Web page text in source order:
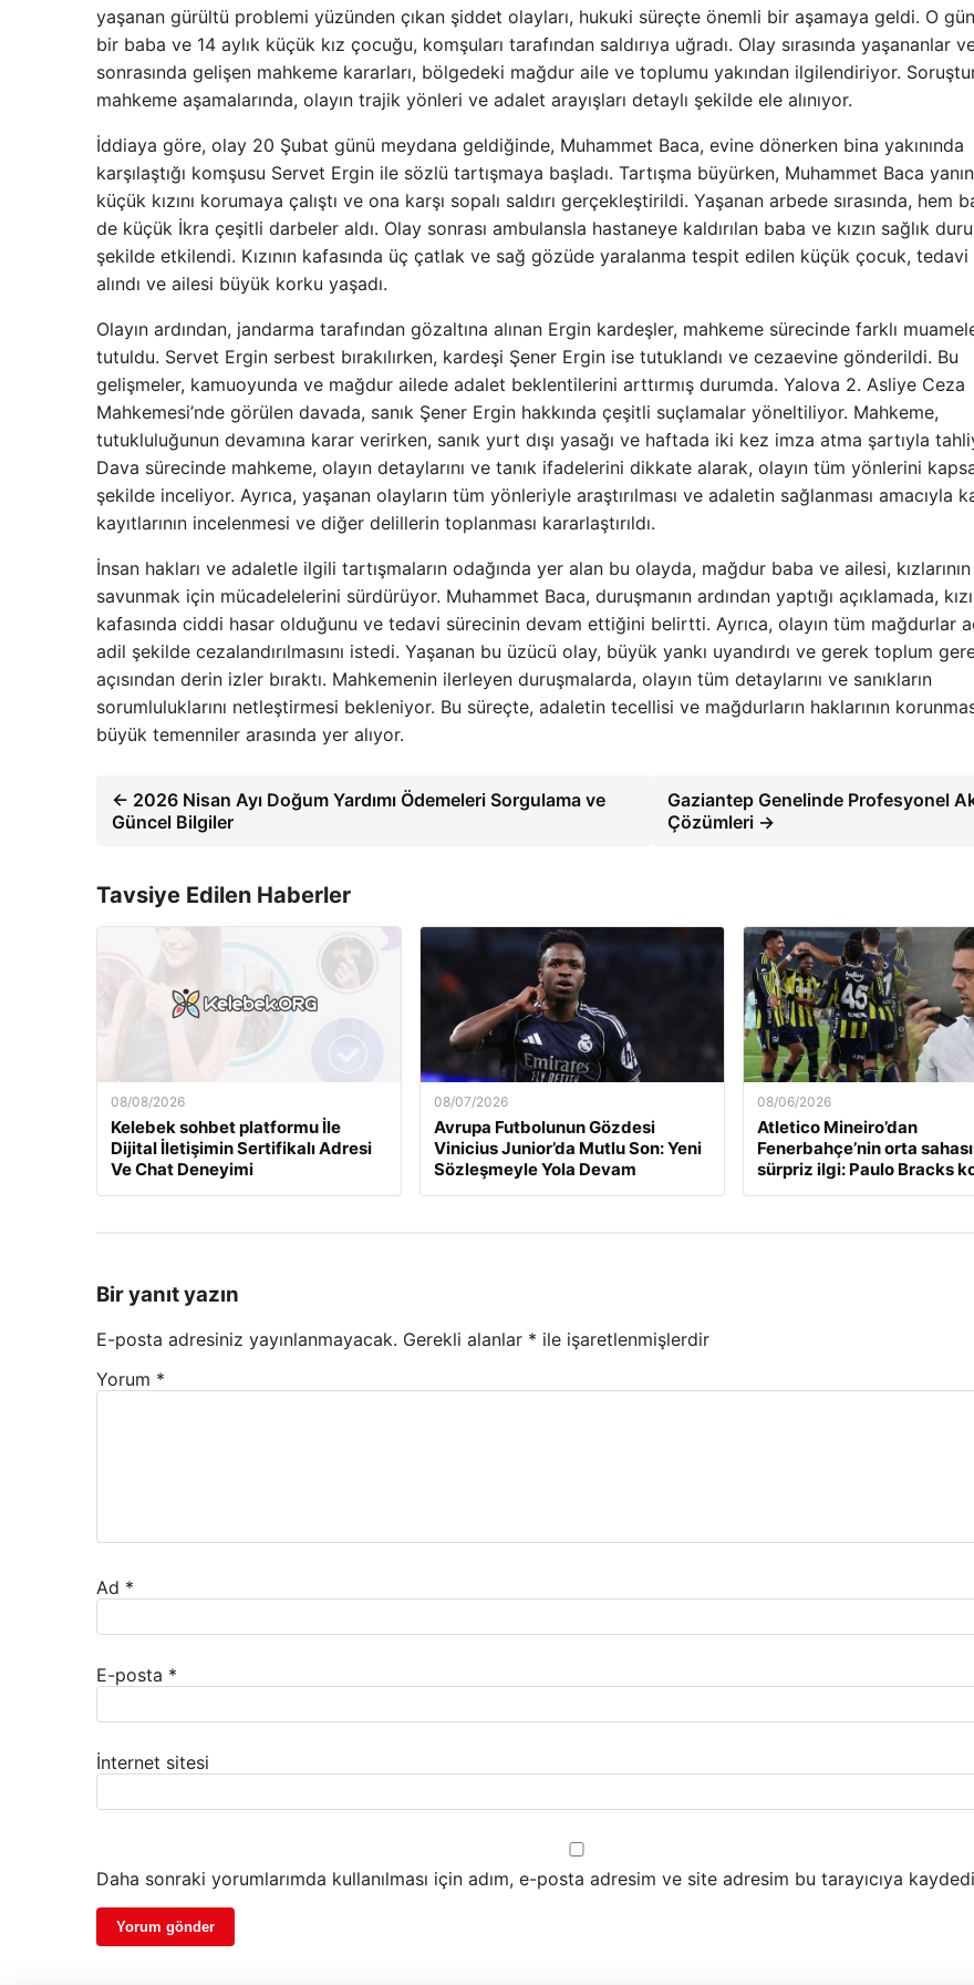
yaşanan gürültü problemi yüzünden çıkan şiddet olayları, hukuki süreçte önemli bir aşamaya geldi. O
bir baba ve 14 aylık küçük kız çocuğu, komşuları tarafından saldırıya uğradı. Olay sırasında yaşananlar
sonrasında gelişen mahkeme kararları, bölgedeki mağdur aile ve toplumu yakından ilgilendiriyor.
mahkeme aşamalarında, olayın trajik yönleri ve adalet arayışları detaylı şekilde ele alınıyor.
İddiaya göre, olay 20 Şubat günü meydana geldiğinde, Muhammet Baca, evine dönerken bina yakınında
karşılaştığı komşusu Servet Ergin ile sözlü tartışmaya başladı. Tartışma büyürken, Muhammet Baca
küçük kızını korumaya çalıştı ve ona karşı sopalı saldırı gerçekleştirildi. Yaşanan arbede sırasında, hem
de küçük İkra çeşitli darbeler aldı. Olay sonrası ambulansla hastaneye kaldırılan baba ve kızın sağlık
şekilde etkilendi. Kızının kafasında üç çatlak ve sağ gözüde yaralanma tespit edilen küçük çocuk, tedavi
alındı ve ailesi büyük korku yaşadı.
Olayın ardından, jandarma tarafından gözaltına alınan Ergin kardeşler, mahkeme sürecinde farklı
tutuldu. Servet Ergin serbest bırakılırken, kardeşi Şener Ergin ise tutuklandı ve cezaevine gönderildi. Bu
gelişmeler, kamuoyunda ve mağdur ailede adalet beklentilerini arttırmış durumda. Yalova 2. Asliye Ceza
Mahkemesi’nde görülen davada, sanık Şener Ergin hakkında çeşitli suçlamalar yöneltiliyor. Mahkeme,
tutukluluğunun devamına karar verirken, sanık yurt dışı yasağı ve haftada iki kez imza atma şartıyla
Dava sürecinde mahkeme, olayın detaylarını ve tanık ifadelerini dikkate alarak, olayın tüm yönlerini
şekilde inceliyor. Ayrıca, yaşanan olayların tüm yönleriyle araştırılması ve adaletin sağlanması amacıyla
kayıtlarının incelenmesi ve diğer delillerin toplanması kararlaştırıldı.
İnsan hakları ve adaletle ilgili tartışmaların odağında yer alan bu olayda, mağdur baba ve ailesi, kızlarının
savunmak için mücadelelerini sürdürüyor. Muhammet Baca, duruşmanın ardından yaptığı açıklamada,
kafasında ciddi hasar olduğunu ve tedavi sürecinin devam ettiğini belirtti. Ayrıca, olayın tüm mağdurlar
adil şekilde cezalandırılmasını istedi. Yaşanan bu üzücü olay, büyük yankı uyandırdı ve gerek toplum
açısından derin izler bıraktı. Mahkemenin ilerleyen duruşmalarda, olayın tüm detaylarını ve sanıkların
sorumluluklarını netleştirmesi bekleniyor. Bu süreçte, adaletin tecellisi ve mağdurların haklarının
büyük temenniler arasında yer alıyor.
← 2026 Nisan Ayı Doğum Yardımı Ödemeleri Sorgulama ve
Güncel Bilgiler
Gaziantep Genelinde Profesyonel
Çözümleri →
Tavsiye Edilen Haberler
08/08/2026
Kelebek sohbet platformu İle
Dijital İletişimin Sertifikalı Adresi
Ve Chat Deneyimi
08/07/2026
Avrupa Futbolunun Gözdesi
Vinicius Junior’da Mutlu Son: Yeni
Sözleşmeyle Yola Devam
08/06/2026
Atletico Mineiro’dan
Fenerbahçe’nin orta
sürpriz ilgi: Paulo Bracks
Bir yanıt yazın
E-posta adresiniz yayınlanmayacak. Gerekli alanlar * ile işaretlenmişlerdir
Yorum *
Ad *
E-posta *
İnternet sitesi
Daha sonraki yorumlarımda kullanılması için adım, e-posta adresim ve site adresim bu tarayıcıya